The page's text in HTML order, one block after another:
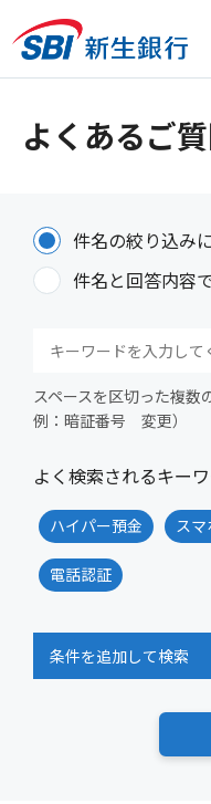
よくあるご
件名の絞り込み
件名と回答内容
スペースを区切った複数
例：暗証番号 変更）
よく検索されるキー
ハイパー預金 ス
電話認証
条件を追加して検索